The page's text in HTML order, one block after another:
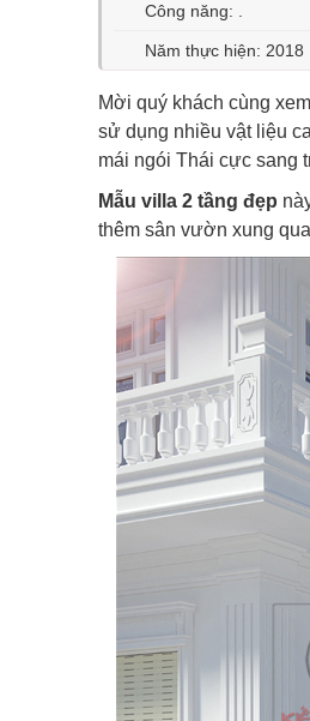
Công năng: .
Năm thực hiện: 2018
Mời quý khách cùng
sử dụng nhiều vật liệu
mái ngói Thái cực sang
Mẫu villa 2 tầng đẹp
thêm sân vườn xung